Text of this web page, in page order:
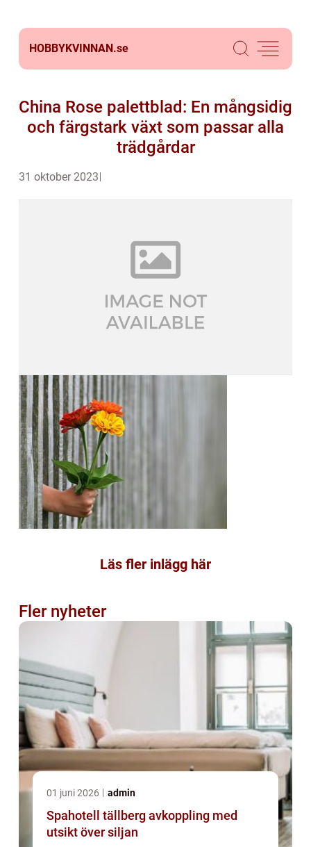
HOBBYKVINNAN.se
China Rose palettblad: En mångsidig
och färgstark växt som passar alla
trädgårdar
31 oktober 2023
Läs fler inlägg här
Fler nyheter
01 juni 2026 admin
Spahotell tällberg avkoppling med
utsikt över siljan